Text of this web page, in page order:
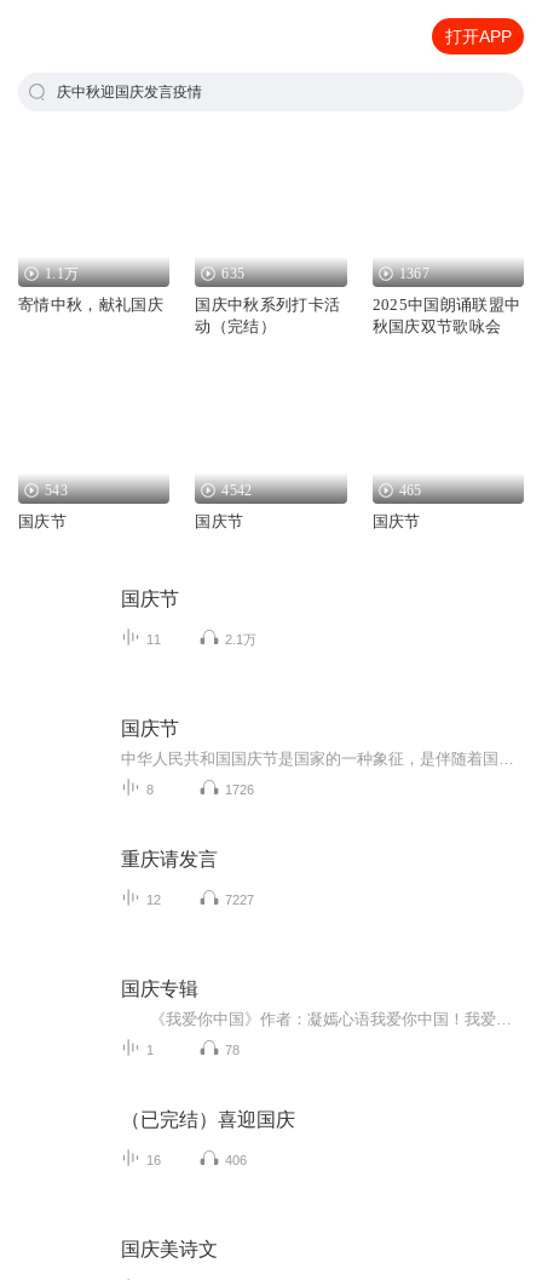
打开APP
庆中秋迎国庆发言疫情
1.1万
寄情中秋，献礼国庆
635
国庆中秋系列打卡活
动（完结）
1367
2025中国朗诵联盟中
秋国庆双节歌咏会
543
国庆节
4542
国庆节
465
国庆节
国庆节
11 2.1万
国庆节
8 1726
重庆请发言
12 7227
国庆专辑
1 78
（已完结）喜迎国庆
16 406
国庆美诗文